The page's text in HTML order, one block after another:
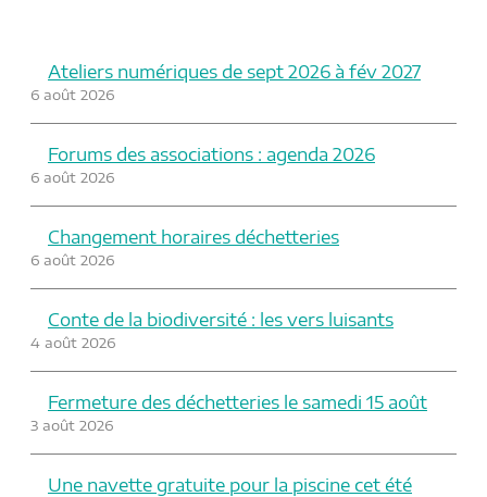
Ateliers numériques de sept 2026 à fév 2027
6 août 2026
Forums des associations : agenda 2026
6 août 2026
Changement horaires déchetteries
6 août 2026
Conte de la biodiversité : les vers luisants
4 août 2026
Fermeture des déchetteries le samedi 15 août
3 août 2026
Une navette gratuite pour la piscine cet été